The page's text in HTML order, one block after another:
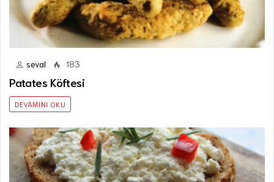
seval 183
Patates Köftesi
DEVAMINI OKU